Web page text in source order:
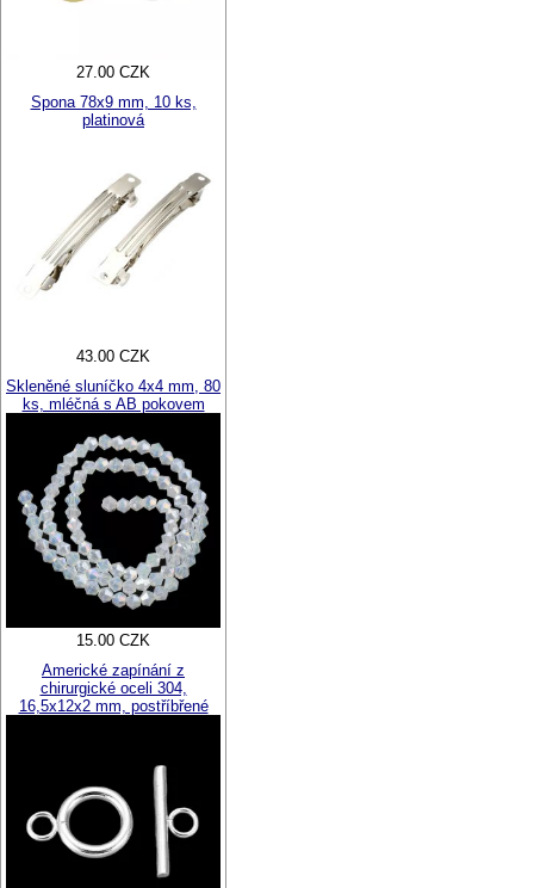
27.00 CZK
Spona 78x9 mm, 10 ks,
platinová
43.00 CZK
Skleněné sluníčko 4x4 mm, 80
ks, mléčná s AB pokovem
15.00 CZK
Americké zapínání z
chirurgické oceli 304,
16,5x12x2 mm, postříbřené